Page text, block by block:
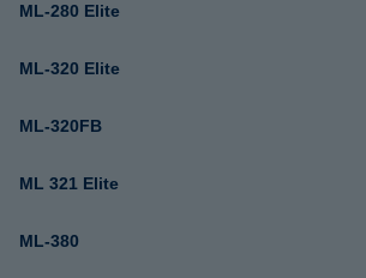
ML-280 Elite
ML-320 Elite
ML-320FB
ML 321 Elite
ML-380